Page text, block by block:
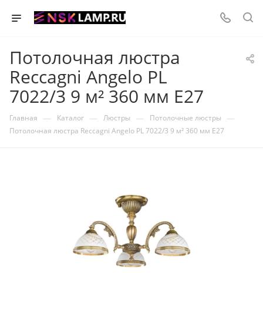
Потолочная люстра
Reccagni Angelo PL
7022/3 9 м² 360 мм E27
Главная — Каталог — Люстры — Потолочные люстры —
Потолочная люстра Reccagni Angelo PL 7022/3 9 м² 360 мм E27